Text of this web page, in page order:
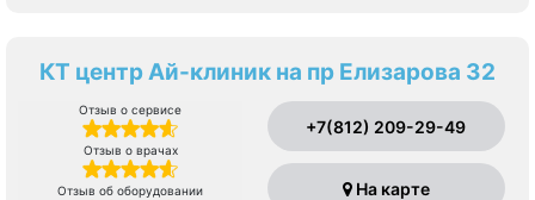
КТ центр Ай-клиник на пр Елизарова 32
Отзыв о сервисе
Отзыв о врачах
Отзыв об оборудовании
+7(812) 209-29-49
На карте